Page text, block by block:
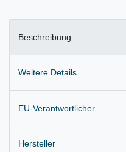
Beschreibung
Weitere Details
EU-Verantwortlicher
Hersteller